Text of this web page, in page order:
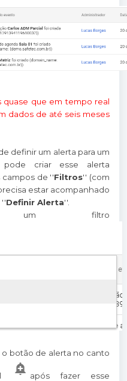
quase que em tempo real
dados de até seis meses
definir um alerta para um
pode criar esse alerta
de ''Filtros'' (com
estar acompanhado
''Definir Alerta''.
filtro
o botão de alerta no canto
após fazer esse